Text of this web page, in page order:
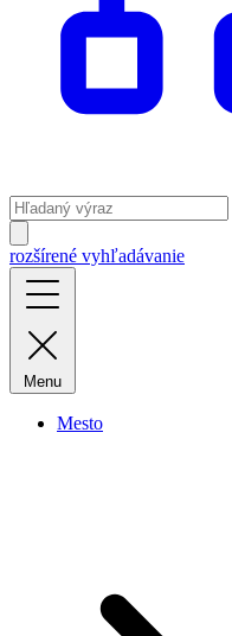
rozšírené vyhľadávanie
Menu
Mesto